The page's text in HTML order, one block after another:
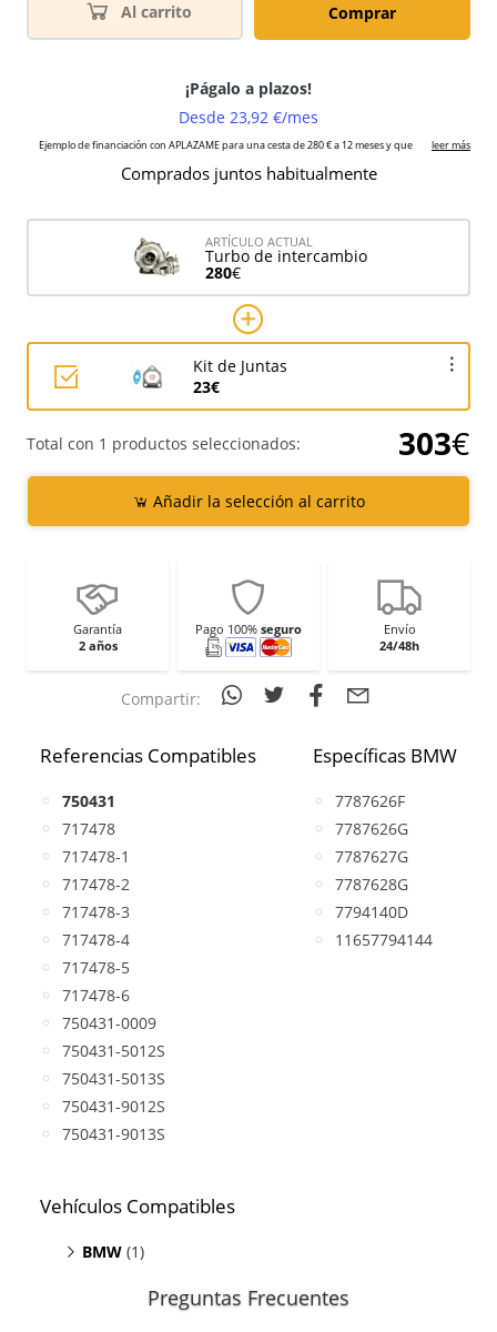
Al carrito Comprar
Comprados juntos habitualmente
ARTÍCULO ACTUAL
Turbo de intercambio
280€
Kit de Juntas
23€
Total con 1 productos seleccionados: 303€
Añadir la selección al carrito
Garantía
2 años
Pago 100% seguro
Envío
24/48h
Compartir:
Referencias Compatibles
750431
717478
717478-1
717478-2
717478-3
717478-4
717478-5
717478-6
750431-0009
750431-5012S
750431-5013S
750431-9012S
750431-9013S
Específicas BMW
7787626F
7787626G
7787627G
7787628G
7794140D
11657794144
Vehículos Compatibles
BMW (1)
Preguntas Frecuentes